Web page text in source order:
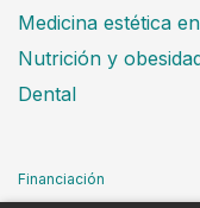
Medicina estética
Nutrición y
Dental
Financiación